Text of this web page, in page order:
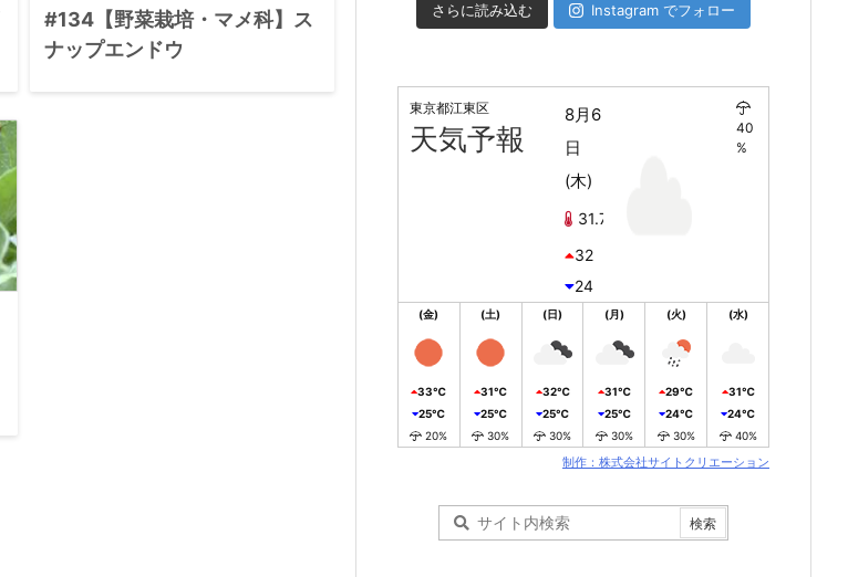
#134【野菜栽培・マメ科】ス
ナップエンドウ
さらに読み込む Instagram でフォロー
東京都江東区
天気予報
8月6
日
(木)
31.7℃
32
24
40
%
(金)
33℃
25℃
20%
(土)
31℃
25℃
30%
(日)
32℃
25℃
30%
(月)
31℃
25℃
30%
(火)
29℃
24℃
30%
(水)
31℃
24℃
40%
制作：株式会社サイトクリエーション